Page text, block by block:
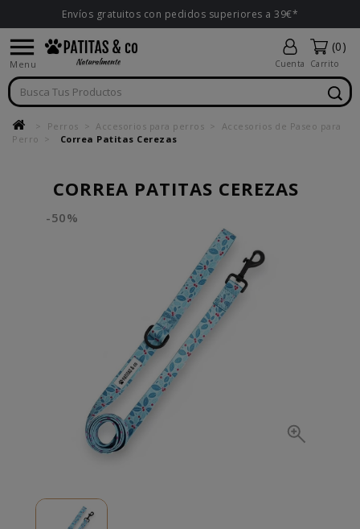
Envíos gratuitos con pedidos superiores a 39€*

Menu Cuenta
(0)
Carrito
Perros Accesorios para perros
Accesorios de Paseo para
Perro
Correa Patitas Cerezas
CORREA PATITAS CEREZAS
-50%